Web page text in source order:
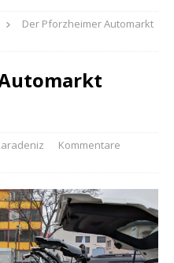
Der Pforzheimer Automarkt
Kommentare